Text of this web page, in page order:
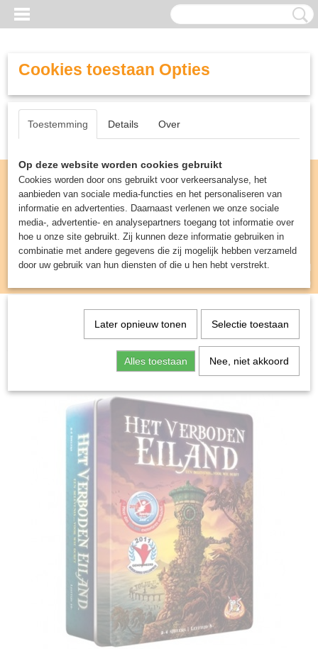
Inloggen Registreren
UW WINKELWAGEN
(0)
Spellen & Puzzels> Het Verboden Eiland -
Cookies toestaan Opties
Toestemming Details Over
Op deze website worden cookies gebruikt
Cookies worden door ons gebruikt voor verkeersanalyse, het
aanbieden van sociale media-functies en het personaliseren van
informatie en advertenties. Daarnaast verlenen we onze sociale
media-, advertentie- en analysepartners toegang tot informatie over
hoe u onze site gebruikt. Zij kunnen deze informatie gebruiken in
combinatie met andere gegevens die zij mogelijk hebben verzameld
door uw gebruik van hun diensten of die u hen hebt verstrekt.
Later opnieuw tonen Selectie toestaan
Alles toestaan Nee, niet akkoord